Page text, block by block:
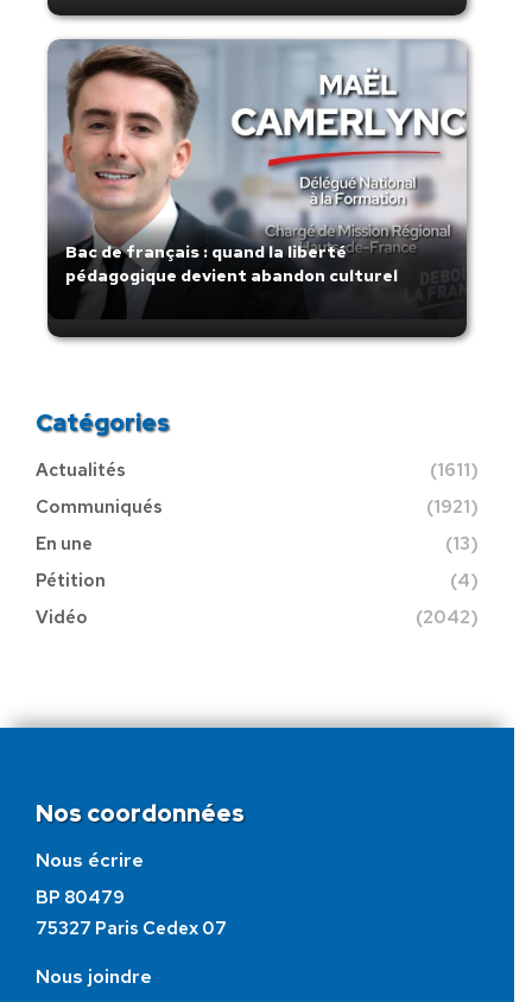
Bac de français : quand la liberté
pédagogique devient abandon culturel
Catégories
Actualités
(1611)
Communiqués
(1921)
En une
(13)
Pétition
(4)
Vidéo
(2042)
Nos coordonnées
Nous écrire
BP 80479
75327 Paris Cedex 07
Nous joindre